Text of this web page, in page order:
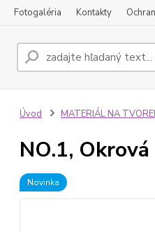
Fotogaléria Kontakty
Úvod MATERIÁL NA
NO.1, Okrová
Novinka